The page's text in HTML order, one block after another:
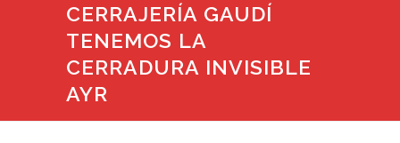
CERRAJERÍA GAUDÍ
TENEMOS LA
CERRADURA INVISIBLE
AYR